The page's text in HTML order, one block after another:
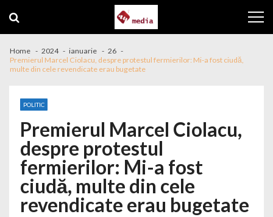
Home 2024 ianuarie
26
Premierul Marcel Ciolacu, despre protestul fermierilor: Mi-a fost ciudă,
multe din cele revendicate erau bugetate
POLITIC
Premierul Marcel Ciolacu,
despre protestul
fermierilor: Mi-a fost
ciudă, multe din cele
revendicate erau bugetate